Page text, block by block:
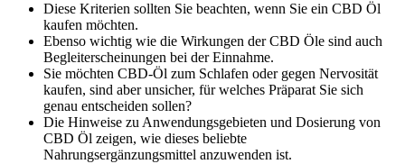
Diese Kriterien sollten Sie beachten, wenn Sie ein CBD Öl
kaufen möchten.
Ebenso wichtig wie die Wirkungen der CBD Öle sind auch
Begleiterscheinungen bei der Einnahme.
Sie möchten CBD-Öl zum Schlafen oder gegen Nervosität
kaufen, sind aber unsicher, für welches Präparat Sie sich
genau entscheiden sollen?
Die Hinweise zu Anwendungsgebieten und Dosierung von
CBD Öl zeigen, wie dieses beliebte
Nahrungsergänzungsmittel anzuwenden ist.